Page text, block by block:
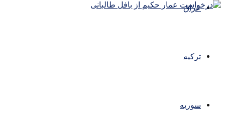
عراق
ترکیه
سوریه